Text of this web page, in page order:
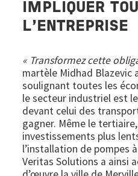
IMPLIQUER
L’ENTREPRISE
« Transformez cette
martèle Midhad Blazevic
soulignant toutes les
le secteur industriel est
devant celui des
gagner. Même le
investissements plus
l’installation de pompes
Veritas Solutions a ainsi